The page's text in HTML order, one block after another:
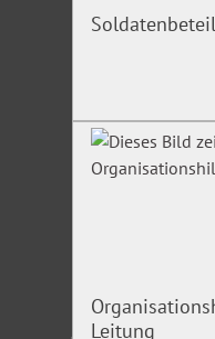
Leitung